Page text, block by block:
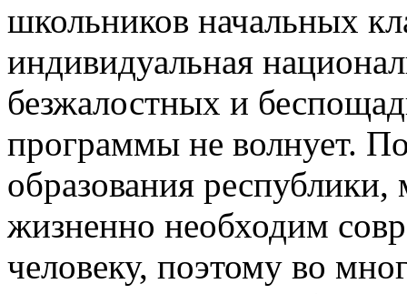
школьников начальных
индивидуальная
безжалостных и
программы не волнует.
образования
жизненно необходим
человеку, поэтому во